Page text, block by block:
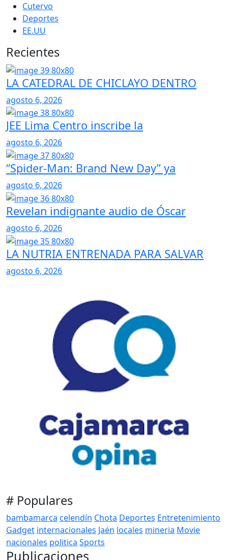
Cutervo
Deportes
EE.UU
Recientes
LA CATEDRAL DE CHICLAYO DENTRO
agosto 6, 2026
JEE Lima Centro inscribe la
agosto 6, 2026
“Spider-Man: Brand New Day” ya
agosto 6, 2026
Revelan indignante audio de Óscar
agosto 6, 2026
LA NUTRIA ENTRENADA PARA SALVAR
agosto 6, 2026
# Populares
bambamarca celendín Chota Deportes Entretenimiento
Gadget internacionales Jaén locales mineria Movie
nacionales politica Sports
Publicaciones